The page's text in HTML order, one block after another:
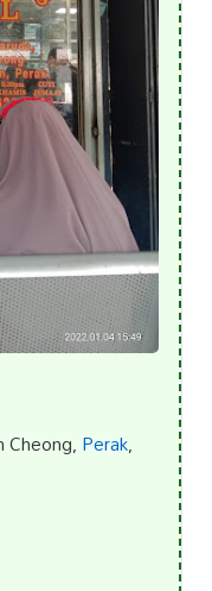
Cheong,Perak,